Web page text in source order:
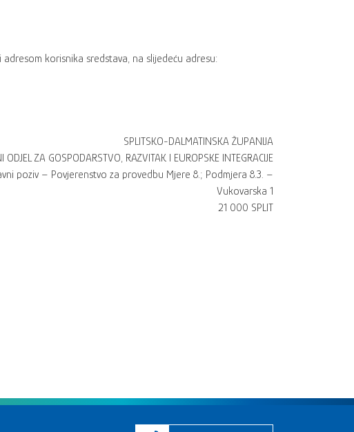
korisnika sredstava, na slijedeću adresu:
SPLITSKO-DALMATINSKA ŽUPANIJA
ODJEL ZA GOSPODARSTVO, RAZVITAK I EUROPSKE INTEGRACIJE
poziv – Povjerenstvo za provedbu Mjere 8.; Podmjera 8.3. –
Vukovarska 1
21 000 SPLIT